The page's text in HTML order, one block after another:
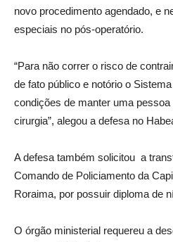
novo procedimento agendado, e
especiais no pós-operatório.
“Para não correr o risco de
de fato público e notório o
condições de manter uma
cirurgia”, alegou a defesa no
A defesa também solicitou a
Comando de Policiamento da
Roraima, por possuir diploma de
O órgão ministerial requereu a